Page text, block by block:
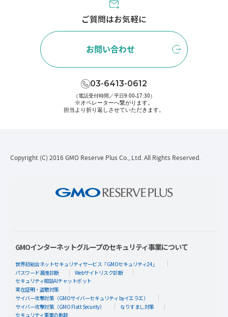
ご質問はお気軽に
お問い合わせ
03-6413-0612
（電話受付時間／平日9:00-17:30）
※オペレーターへ繋がります。
担当より折り返しさせていただきます。
Copyright (C) 2016 GMO Reserve Plus Co., Ltd. All Rights Reserved.
GMOインターネットグループのセキュリティ事業について
世界初総合ネットセキュリティサービス「GMOセキュリティ24」
パスワード漏洩診断
Webサイトリスク診断
セキュリティ相談AIチャットボット
実在証明・盗聴対策
サイバー攻撃対策（GMOサイバーセキュリティ byイエラエ）
サイバー攻撃対策（GMO Flatt Security）
なりすまし対策
セキュリティ事業の軌跡